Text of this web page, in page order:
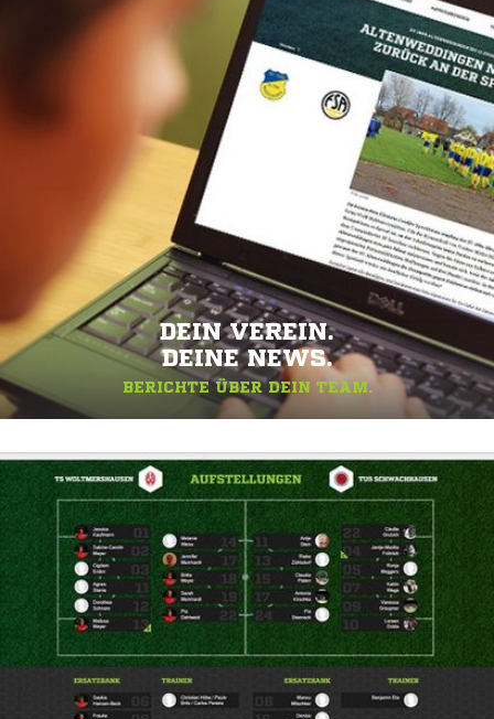
DEIN VEREIN.
DEINE NEWS.
BERICHTE ÜBER DEIN TEAM.